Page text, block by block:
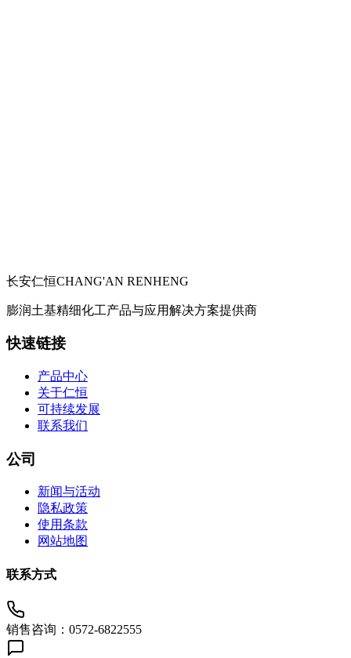
长安仁恒CHANG'AN RENHENG
膨润土基精细化工产品与应用解决方案提供商
快速链接
产品中心
关于仁恒
可持续发展
联系我们
公司
新闻与活动
隐私政策
使用条款
网站地图
联系方式
销售咨询：0572-6822555